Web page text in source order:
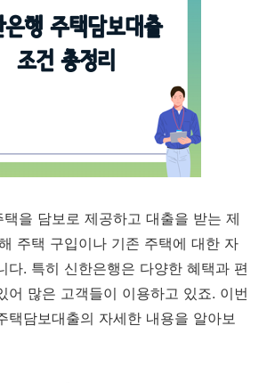
을 담보로 제공하고 대출을 받는 제
주택 구입이나 기존 주택에 대한 자
다. 특히 신한은행은 다양한 혜택과 편
어 많은 고객들이 이용하고 있죠. 이번
택담보대출의 자세한 내용을 알아보